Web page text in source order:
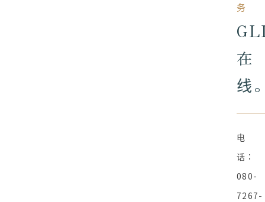
务
在
线
电
话：
080-
7267-